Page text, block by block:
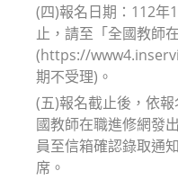
(四)報名日期：112年
止，請至「全國教師
(https://
期不受理)。
(五)報名截止後，依
國教師在職進修網發
員至信箱確認錄取通
席。